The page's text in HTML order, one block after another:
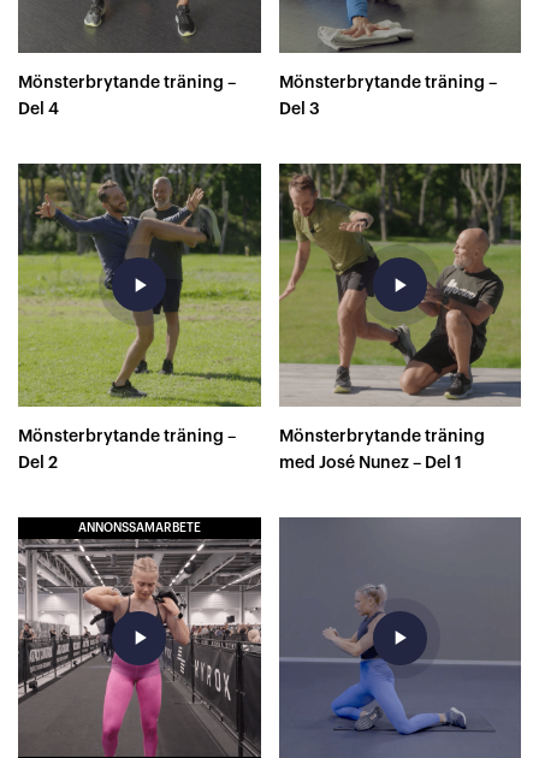
Mönsterbrytande träning –
Del 4
Mönsterbrytande träning –
Del 3
play_arrow
Mönsterbrytande träning –
Del 2
play_arrow
Mönsterbrytande träning
med José Nunez – Del 1
ANNONSSAMARBETE
play_arrow play_arrow